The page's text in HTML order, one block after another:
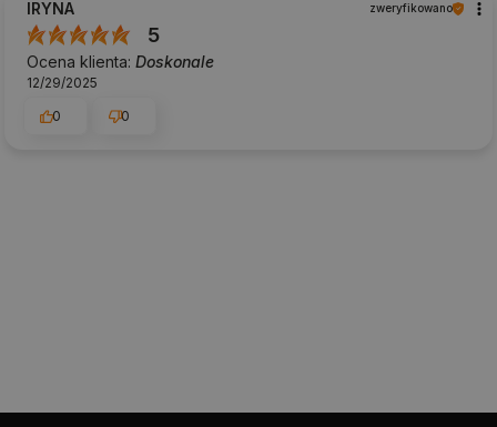
IRYNA zweryfikowano
5
Ocena klienta: Doskonale
12/29/2025
0
0